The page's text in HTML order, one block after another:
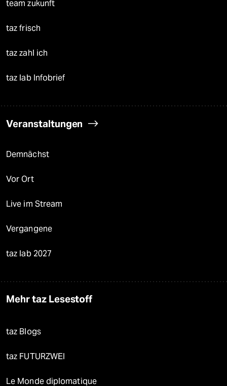
team zukunft
taz frisch
taz zahl ich
taz lab Infobrief
Veranstaltungen
Demnächst
Vor Ort
Live im Stream
Vergangene
taz lab 2027
Mehr taz Lesestoff
taz Blogs
taz FUTURZWEI
Le Monde diplomatique